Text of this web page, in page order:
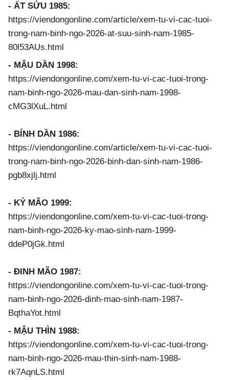
- ẤT SỬU 1985:
https://viendongonline.com/article/xem-tu-vi-cac-tuoi-
trong-nam-binh-ngo-2026-at-suu-sinh-nam-1985-
80l53AUs.html
- MẬU DẦN 1998:
https://viendongonline.com/xem-tu-vi-cac-tuoi-trong-
nam-binh-ngo-2026-mau-dan-sinh-nam-1998-
cMG3lXuL.html
- BÍNH DẦN 1986:
https://viendongonline.com/article/xem-tu-vi-cac-tuoi-
trong-nam-binh-ngo-2026-binh-dan-sinh-nam-1986-
pgb8xjlj.html
- KỶ MÃO 1999:
https://viendongonline.com/xem-tu-vi-cac-tuoi-trong-
nam-binh-ngo-2026-ky-mao-sinh-nam-1999-
ddeP0jGk.html
- ĐINH MÃO 1987:
https://viendongonline.com/xem-tu-vi-cac-tuoi-trong-
nam-binh-ngo-2026-dinh-mao-sinh-nam-1987-
BqthaYot.html
- MẬU THÌN 1988:
https://viendongonline.com/xem-tu-vi-cac-tuoi-trong-
nam-binh-ngo-2026-mau-thin-sinh-nam-1988-
rk7AqnLS.html